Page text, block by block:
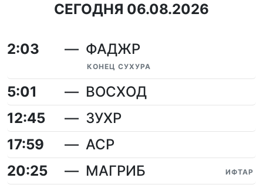
СЕГОДНЯ 06.08.2026
2:03 ФАДЖР
КОНЕЦ СУХУРА
5:01
ВОСХОД
12:45
ЗУХР
17:59
АСР
20:25
МАГРИБ ИФТАР